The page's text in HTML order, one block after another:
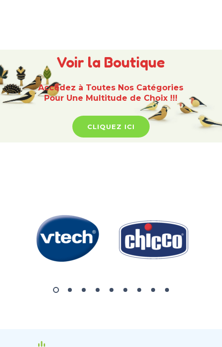
Voir la Boutique
Accédez à Toutes Nos Catégories
Pour Une Multitude de Choix !!!
CLIQUEZ ICI